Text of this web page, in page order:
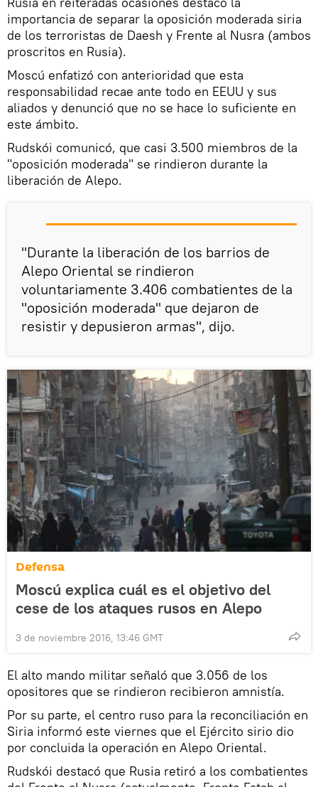
importancia de separar la oposición moderada siria
de los terroristas de Daesh y Frente al Nusra (ambos
proscritos en Rusia).
Moscú enfatizó con anterioridad que esta
responsabilidad recae ante todo en EEUU y sus
aliados y denunció que no se hace lo suficiente en
este ámbito.
Rudskói comunicó, que casi 3.500 miembros de la
"oposición moderada" se rindieron durante la
liberación de Alepo.
"Durante la liberación de los barrios de
Alepo Oriental se rindieron
voluntariamente 3.406 combatientes de la
"oposición moderada" que dejaron de
resistir y depusieron armas", dijo.
Defensa
Moscú explica cuál es el objetivo del
cese de los ataques rusos en Alepo
3 de noviembre 2016, 13:46 GMT
El alto mando militar señaló que 3.056 de los
opositores que se rindieron recibieron amnistía.
Por su parte, el centro ruso para la reconciliación en
Siria informó este viernes que el Ejército sirio dio
por concluida la operación en Alepo Oriental.
Rudskói destacó que Rusia retiró a los combatientes